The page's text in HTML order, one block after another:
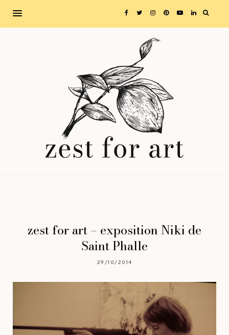
zest for art – exposition Niki de
Saint Phalle
29/10/2014